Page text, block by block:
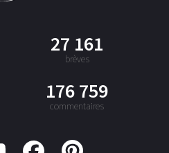
27 161
brèves
176 759
commentaires